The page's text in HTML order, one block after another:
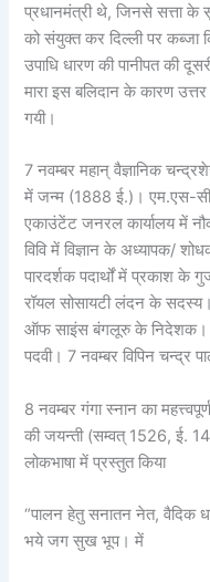
प्रधानमंत्री थे, जिनसे सत्ता के
को संयुक्त कर दिल्ली पर कब्जा
उपाधि धारण की पानीपत की
मारा इस बलिदान के कारण उत्तर
गयी।
7 नवम्बर महान् वैज्ञानिक
में जन्म (1888 ई.)। एम.एस-सी
एकाउंटेंट जनरल कार्यालय में
विवि में विज्ञान के अध्यापक/
पारदर्शक पदार्थों में प्रकाश के
रॉयल सोसायटी लंदन के
ऑफ साइंस बंगलूरु के निदेशक।
पदवी। 7 नवम्बर विपिन चन्द्र
8 नवम्बर गंगा स्नान का
की जयन्ती (सम्वत् 1526, ई.
लोकभाषा में प्रस्तुत किया
“पालन हेतु सनातन नेत, वैदिक
भये जग सुख भूप। में